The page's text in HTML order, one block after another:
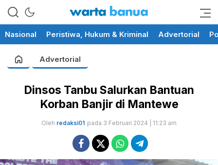
wartabanua.com
memberikan informasi yang
Nasional Peristiwa, Hukum & Kriminal Advertorial
Advertorial
Dinsos Tanbu Salurkan Bantuan
Korban Banjir di Mantewe
Oleh redaksi01 pada 3 Februari 2024 | 11:23 am